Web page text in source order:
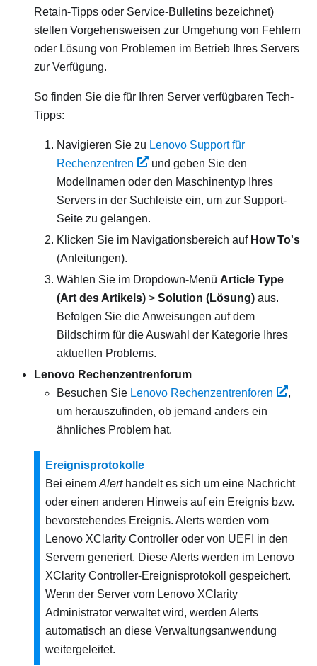
Retain-Tipps oder Service-Bulletins bezeichnet)
stellen Vorgehensweisen zur Umgehung von Fehlern
oder Lösung von Problemen im Betrieb Ihres Servers
zur Verfügung.
So finden Sie die für Ihren Server verfügbaren Tech-
Tipps:
Navigieren Sie zu Lenovo Support für
Rechenzentren
und geben Sie den
Modellnamen oder den Maschinentyp Ihres
Servers in der Suchleiste ein, um zur Support-
Seite zu gelangen.
Klicken Sie im Navigationsbereich auf How To's
(Anleitungen).
Wählen Sie im Dropdown-Menü Article Type
(Art des Artikels) > Solution (Lösung) aus.
Befolgen Sie die Anweisungen auf dem
Bildschirm für die Auswahl der Kategorie Ihres
aktuellen Problems.
Lenovo Rechenzentrenforum
Besuchen Sie Lenovo Rechenzentrenforen
,
um herauszufinden, ob jemand anders ein
ähnliches Problem hat.
Ereignisprotokolle
Bei einem Alerthandelt es sich um eine Nachricht
oder einen anderen Hinweis auf ein Ereignis bzw.
bevorstehendes Ereignis. Alerts werden vom
Lenovo XClarity Controller oder von UEFI in den
Servern generiert. Diese Alerts werden im Lenovo
XClarity Controller-Ereignisprotokoll gespeichert.
Wenn der Server vom Lenovo XClarity
Administrator verwaltet wird, werden Alerts
automatisch an diese Verwaltungsanwendung
weitergeleitet.